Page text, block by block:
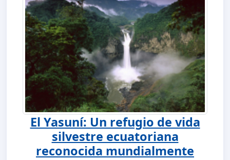
El Yasuní: Un refugio de vida
silvestre ecuatoriana
reconocida mundialmente